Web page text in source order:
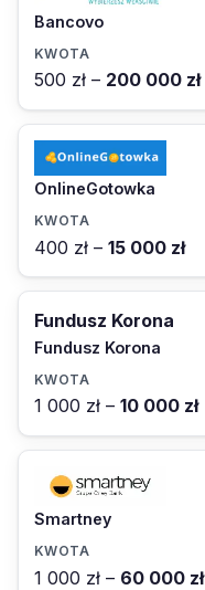
Bancovo
500 zł – 200 000 zł
OnlineGotowka
400 zł – 15 000 zł
Fundusz Korona
Fundusz Korona
1 000 zł – 10 000 zł
Smartney
1 000 zł – 60 000 zł